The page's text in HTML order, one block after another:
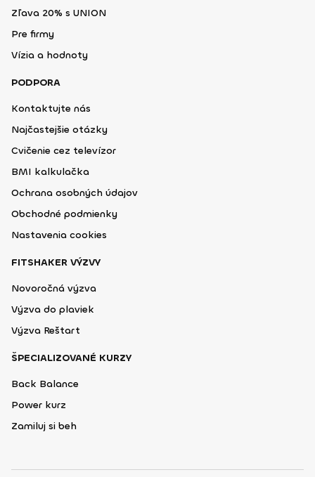
Zľava 20% s UNION
Pre firmy
Vízia a hodnoty
PODPORA
Kontaktujte nás
Najčastejšie otázky
Cvičenie cez televízor
BMI kalkulačka
Ochrana osobných údajov
Obchodné podmienky
Nastavenia cookies
FITSHAKER VÝZVY
Novoročná výzva
Výzva do plaviek
Výzva Reštart
ŠPECIALIZOVANÉ KURZY
Back Balance
Power kurz
Zamiluj si beh